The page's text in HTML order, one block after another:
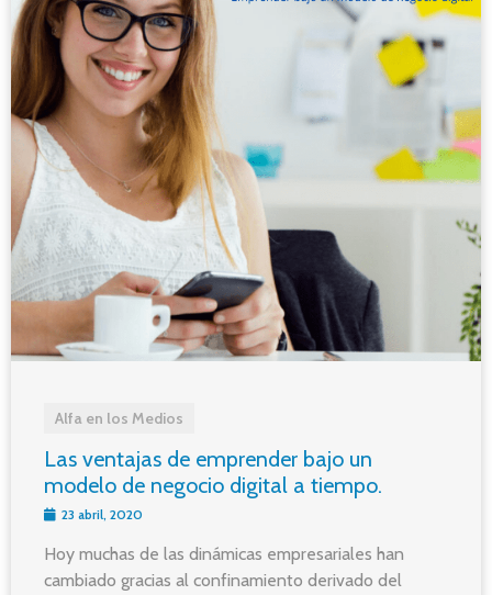
Alfa en los Medios
Las ventajas de emprender bajo un
modelo de negocio digital a tiempo.
23 abril, 2020
Hoy muchas de las dinámicas empresariales han
cambiado gracias al confinamiento derivado del